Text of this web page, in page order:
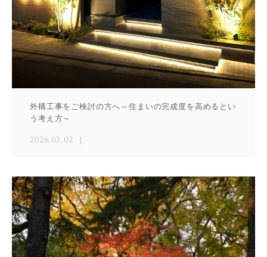
外構工事をご検討の方へ～住まいの完成度を高めるとい
う考え方～
2026.03.02